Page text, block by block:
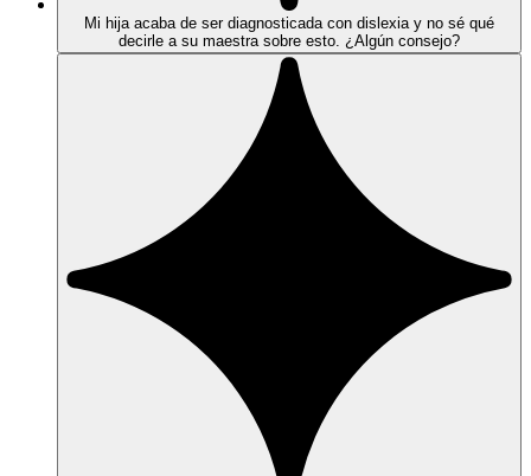
Mi hija acaba de ser diagnosticada con dislexia y no sé qué
decirle a su maestra sobre esto. ¿Algún consejo?